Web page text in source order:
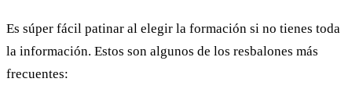
Es súper fácil patinar al elegir la formación si no tienes toda
la información. Estos son algunos de los resbalones más
frecuentes: